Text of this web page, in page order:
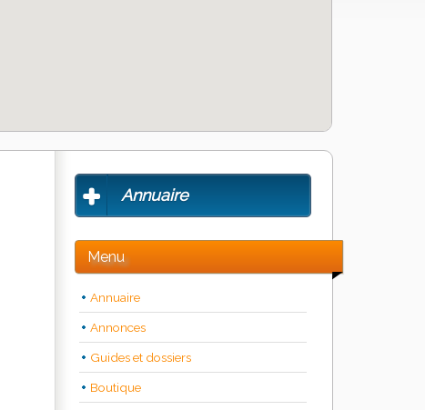
Annuaire
Menu
Annuaire
Annonces
Guides et dossiers
Boutique